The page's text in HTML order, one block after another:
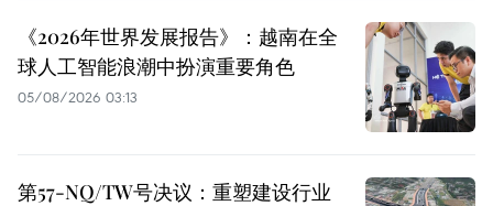
《2026年世界发展报告》：越南在全
球人工智能浪潮中扮演重要角色
05/08/2026 03:13
第57-NQ/TW号决议：重塑建设行业